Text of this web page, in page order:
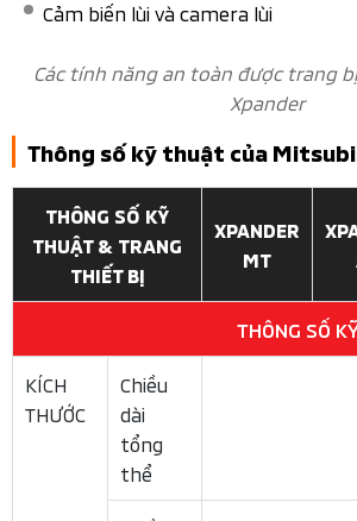
Hàng ghế thứ 2 của
Hàng ghế thứ 3 thường là điểm yếu
chỗ cỡ nhỏ, nhưng trênXpander 2025
là khá tốt so với mặt bằng chung.
gập phẳng hoàn toàn theo tỷ lệ
không gian chứa hành lý khi cần thiết.
của Xpander so với các đối thủ trong
việc ra vào hàng ghế thứ 3 khá